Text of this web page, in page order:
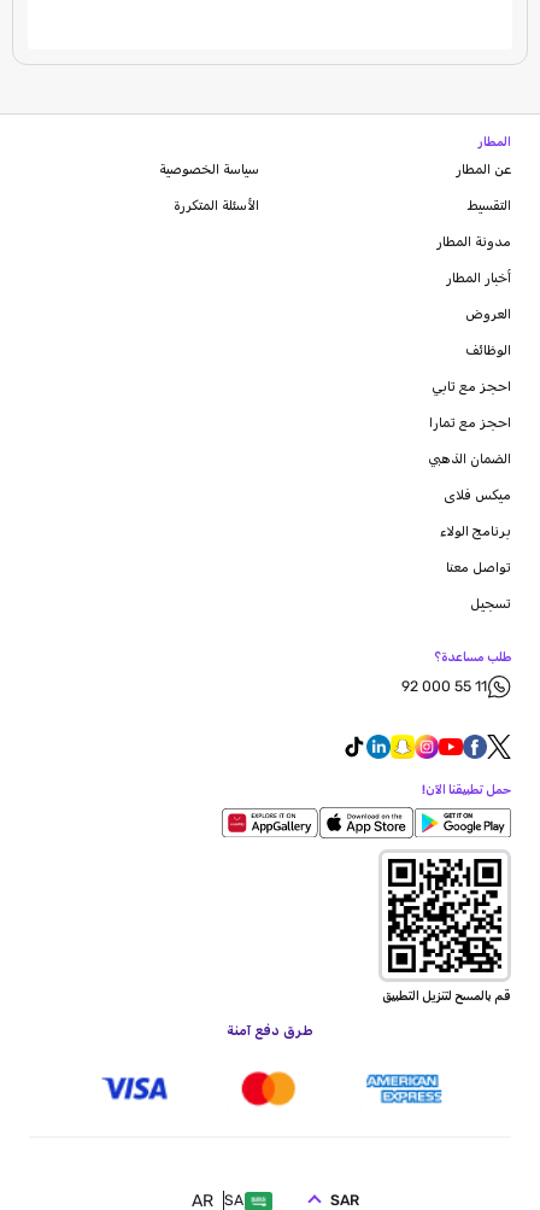
المطار
عن المطار
التقسيط
مدونة المطار
أخبار المطار
العروض
الوظائف
احجز مع تابي
احجز مع تمارا
الضمان الذهبي
ميكس فلاى
برنامج الولاء
سياسة الخصوصية
الأسئلة المتكررة
تواصل معنا
تسجيل
طلب مساعدة؟
92 000 55 11
حمل تطبيقنا الآن!
قم بالمسح لتنزيل التطبيق
طرق دفع آمنة
SA
AR SAR